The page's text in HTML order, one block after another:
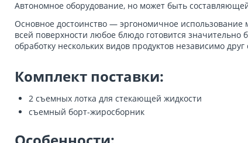
Автономное оборудование, но может быть
Основное достоинство — эргономичное использование
всей поверхности любое блюдо готовится
обработку нескольких видов продуктов независимо друг
Комплект поставки:
2 съемных лотка для стекающей жидкости
съемный борт-жиросборник